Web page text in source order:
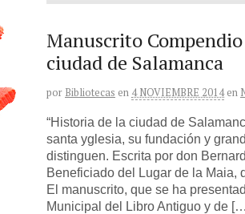
Manuscrito
ciudad de Salamanca
por Bibliotecas en 4 NOVIEMBRE 2014 en
“Historia de la ciudad de
santa yglesia, su fundación y
distinguen. Escrita por don
Beneficiado del Lugar de la Maia,
El manuscrito, que se ha
Municipal del Libro Antiguo y de